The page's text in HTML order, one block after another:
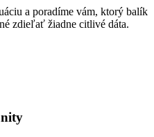
a poradíme vám, ktorý balík
zdieľať žiadne citlivé dáta.